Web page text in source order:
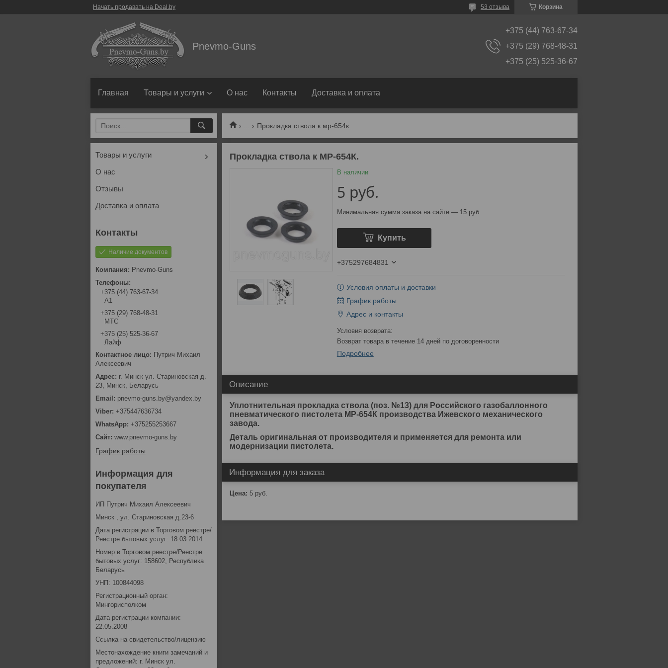
Начать продавать на Deal.by Корзина
53 отзыва
Pnevmo-Guns
+375 (44) 763-67-34
+375 (29) 768-48-31
+375 (25) 525-36-67
Главная Товары и услуги О нас Контакты Доставка и оплата
Прокладка ствола к мр-654к.
Прокладка ствола к МР-654К.
В наличии
5 руб.
Минимальная сумма заказа на сайте — 15 руб
Купить
+375297684831
Условия оплаты и доставки
График работы
Адрес и контакты
возврат товара в течение 14 дней по договоренности
Подробнее
Описание
Уплотнительная прокладка ствола (поз. №13) для Российского газобаллонного
пневматического пистолета МР-654К производства Ижевского механического
завода.
Деталь оригинальная от производителя и применяется для ремонта или
модернизации пистолета.
Информация для заказа
Цена: 5 руб.
Товары и услуги
О нас
Отзывы
Доставка и оплата
Наличие документов
Pnevmo-Guns
+375 (44) 763-67-34
А1
+375 (29) 768-48-31
МТС
+375 (25) 525-36-67
Лайф
Путрич Михаил
Алексеевич
г. Минск ул. Стариновская д.
23, Минск, Беларусь
pnevmo-guns.by@yandex.by
+375447636734
+375255253667
www.pnevmo-guns.by
График работы
Информация для
покупателя
ИП Путрич Михаил Алексеевич
Минск , ул. Стариновская д.23-6
Дата регистрации в Торговом реестре/
Реестре бытовых услуг: 18.03.2014
Номер в Торговом реестре/Реестре
бытовых услуг: 158602, Республика
Беларусь
УНП: 100844098
Регистрационный орган:
Мингорисполком
Дата регистрации компании:
22.05.2008
Ссылка на свидетельство/лицензию
Местонахождение книги замечаний и
предложений: г. Минск ул.